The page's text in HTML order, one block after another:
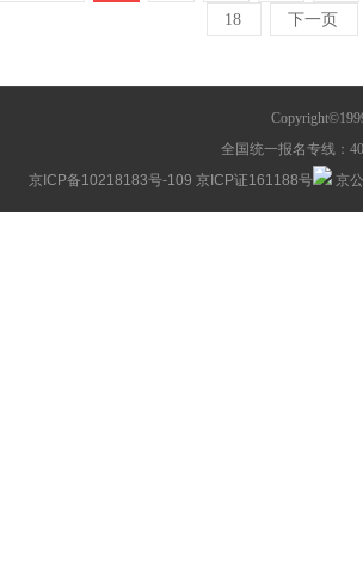
18
下一页
全国统一报名专线：
京ICP备10218183号-109 京ICP证161188号 京